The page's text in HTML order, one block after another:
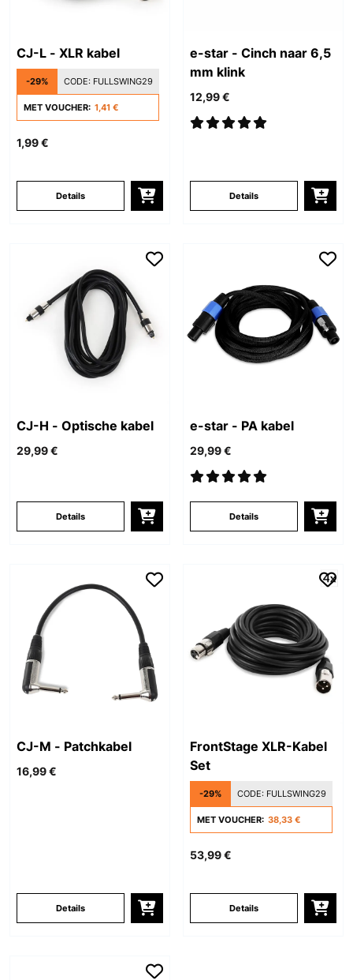
CJ-L - XLR kabel
-29% CODE: FULLSWING29
MET VOUCHER: 1,41 €
1,99 €
Details
e-star - Cinch naar 6,5
mm klink
12,99 €
Details
CJ-H - Optische kabel
29,99 €
Details
e-star - PA kabel
29,99 €
Details
CJ-M - Patchkabel
16,99 €
Details
FrontStage XLR-Kabel
Set
-29% CODE: FULLSWING29
MET VOUCHER: 38,33 €
53,99 €
Details